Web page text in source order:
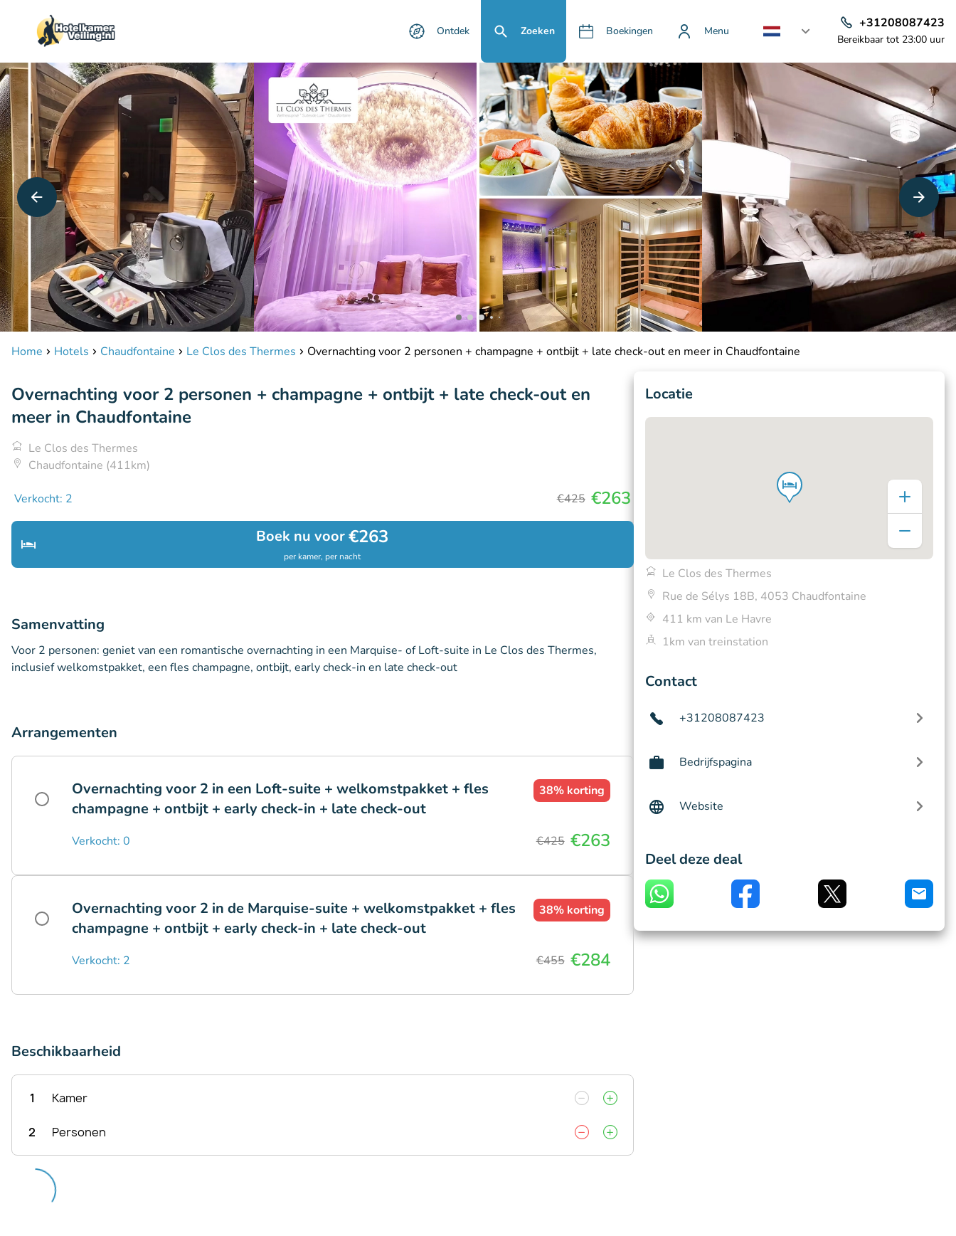
Ontdek Zoeken Boekingen Menu
+31208087423
Bereikbaar tot 23:00 uur
Home Hotels Chaudfontaine Le Clos des Thermes Overnachting voor 2 personen + champagne + ontbijt + late check-out en meer in Chaudfontaine
Overnachting voor 2 personen + champagne + ontbijt + late check-out en
meer in Chaudfontaine
Le Clos des Thermes
Chaudfontaine (411km)
Verkocht: 2 €425 €263
Boek nu voor€263
per kamer, per nacht
Samenvatting
Voor 2 personen: geniet van een romantische overnachting in een Marquise- of Loft-suite in Le Clos des Thermes,
inclusief welkomstpakket, een fles champagne, ontbijt, early check-in en late check-out
Arrangementen
Overnachting voor 2 in een Loft-suite + welkomstpakket + fles
champagne + ontbijt + early check-in + late check-out
38% korting
Verkocht: 0 €425 €263
Overnachting voor 2 in de Marquise-suite + welkomstpakket + fles
champagne + ontbijt + early check-in + late check-out
38% korting
Verkocht: 2 €455 €284
Beschikbaarheid
1 Kamer
2 Personen
Locatie
Le Clos des Thermes
Rue de Sélys 18B, 4053 Chaudfontaine
411 km van Le Havre
1km van treinstation
Contact
+31208087423
Bedrijfspagina
Website
Deel deze deal